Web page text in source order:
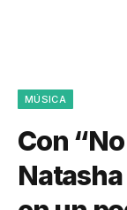
MÚSICA
Con